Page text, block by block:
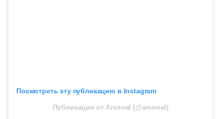
Посмотреть эту публикацию в Instagram
Публикация от Arsenal (@arsenal)